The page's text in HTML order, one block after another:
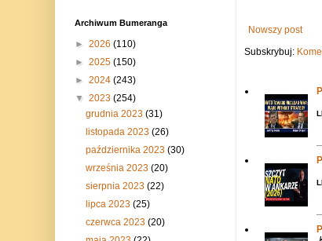
Nowszy post
Subskrybuj:
Archiwum Bumeranga
► 2026 (110)
► 2025 (150)
► 2024 (243)
▼ 2023 (254)
grudnia 2023 (31)
listopada 2023 (26)
października 2023 (30)
września 2023 (20)
sierpnia 2023 (22)
lipca 2023 (25)
czerwca 2023 (20)